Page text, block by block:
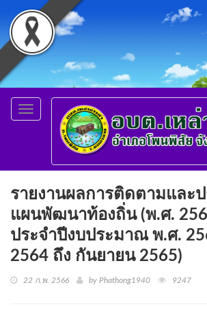
Toggle
navigation
รายงานผลการติดตามและป
แผนพัฒนาท้องถิ่น (พ.ศ.
ประจำปีงบประมาณ พ.ศ.
2564 ถึง กันยายน 2565)
22 ก.พ. 2566 by Phathong1940 9247